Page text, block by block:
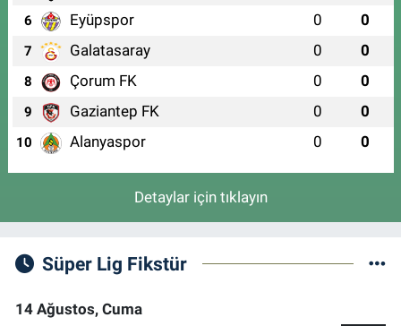
6 Eyüpspor 0 0
7 Galatasaray 0 0
8 Çorum FK 0 0
9 Gaziantep FK 0 0
10 Alanyaspor 0 0
Detaylar için tıklayın
Süper Lig Fikstür
14 Ağustos, Cuma